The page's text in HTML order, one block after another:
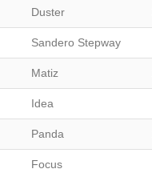
Duster
Sandero Stepway
Matiz
Idea
Panda
Focus